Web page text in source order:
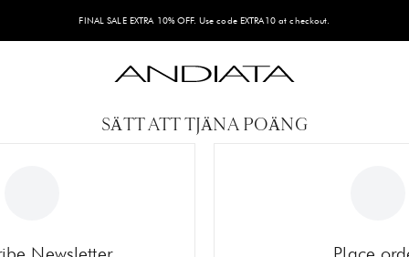
FINAL SALE EXTRA 10% OFF. Use code EXTRA10 at checkout.
Andiata